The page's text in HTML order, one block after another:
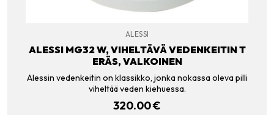
ALESSI
ALESSI MG32 W, VIHELTÄVÄ VEDENKEITIN T
ERÄS, VALKOINEN
Alessin vedenkeitin on klassikko, jonka nokassa oleva pilli
viheltää veden kiehuessa.
320.00€